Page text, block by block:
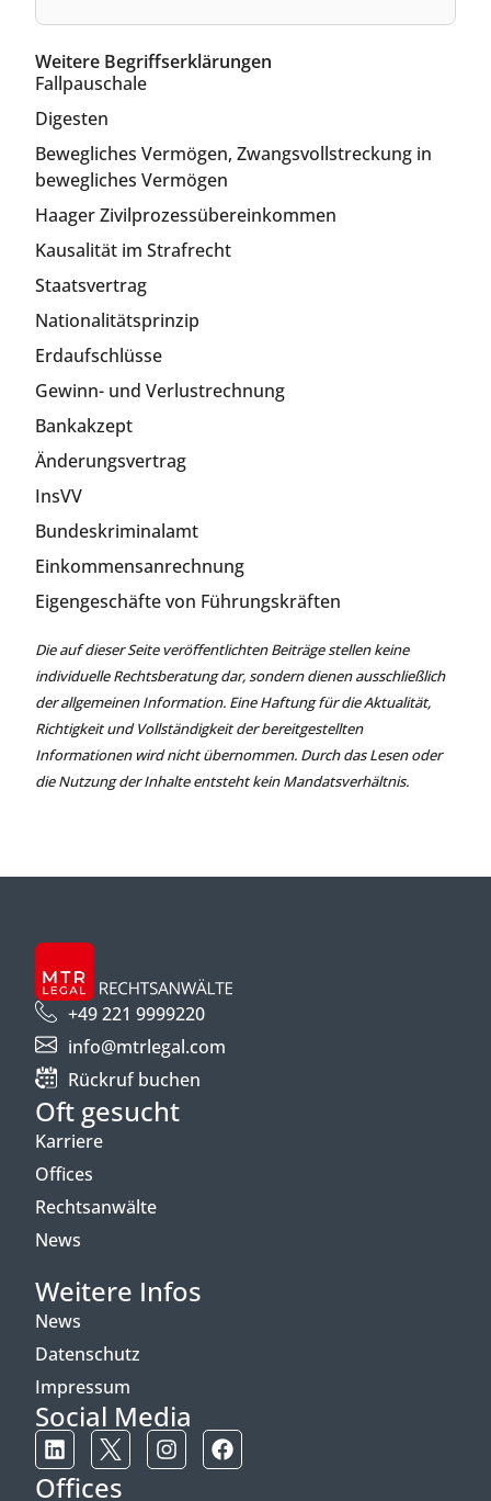
Weitere Begriffserklärungen
Fallpauschale
Digesten
Bewegliches Vermögen, Zwangsvollstreckung in
bewegliches Vermögen
Haager Zivilprozessübereinkommen
Kausalität im Strafrecht
Staatsvertrag
Nationalitätsprinzip
Erdaufschlüsse
Gewinn- und Verlustrechnung
Bankakzept
Änderungsvertrag
InsVV
Bundeskriminalamt
Einkommensanrechnung
Eigengeschäfte von Führungskräften
Die auf dieser Seite veröffentlichten Beiträge stellen keine
individuelle Rechtsberatung dar, sondern dienen ausschließlich
der allgemeinen Information. Eine Haftung für die Aktualität,
Richtigkeit und Vollständigkeit der bereitgestellten
Informationen wird nicht übernommen. Durch das Lesen oder
die Nutzung der Inhalte entsteht kein Mandatsverhältnis.
+49 221 9999220
info@mtrlegal.com
Rückruf buchen
Oft gesucht
Karriere
Offices
Rechtsanwälte
News
Weitere Infos
News
Datenschutz
Impressum
Social Media
Offices